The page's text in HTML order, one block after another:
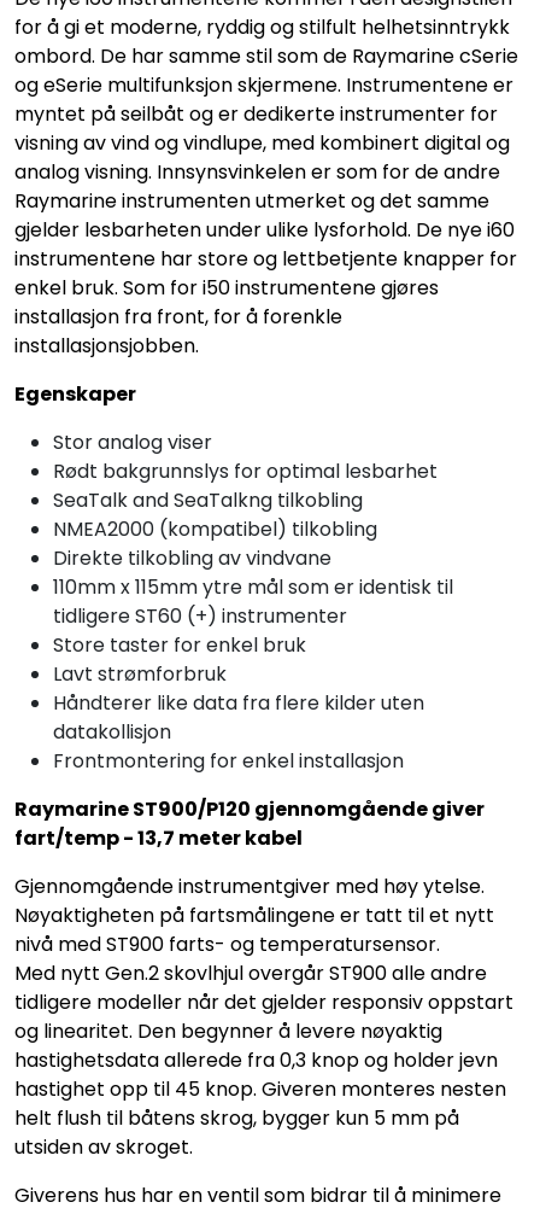
for å gi et moderne, ryddig og stilfult helhetsinntrykk
ombord. De har samme stil som de Raymarine cSerie
og eSerie multifunksjon skjermene. Instrumentene er
myntet på seilbåt og er dedikerte instrumenter for
visning av vind og vindlupe, med kombinert digital og
analog visning. Innsynsvinkelen er som for de andre
Raymarine instrumenten utmerket og det samme
gjelder lesbarheten under ulike lysforhold. De nye i60
instrumentene har store og lettbetjente knapper for
enkel bruk. Som for i50 instrumentene gjøres
installasjon fra front, for å forenkle
installasjonsjobben.
Egenskaper
Stor analog viser
Rødt bakgrunnslys for optimal lesbarhet
SeaTalk and SeaTalkng tilkobling
NMEA2000 (kompatibel) tilkobling
Direkte tilkobling av vindvane
110mm x 115mm ytre mål som er identisk til
tidligere ST60 (+) instrumenter
Store taster for enkel bruk
Lavt strømforbruk
Håndterer like data fra flere kilder uten
datakollisjon
Frontmontering for enkel installasjon
Raymarine ST900/P120 gjennomgående giver
fart/temp - 13,7 meter kabel
Gjennomgående instrumentgiver med høy ytelse.
Nøyaktigheten på fartsmålingene er tatt til et nytt
nivå med ST900 farts- og temperatursensor.
Med nytt Gen.2 skovlhjul overgår ST900 alle andre
tidligere modeller når det gjelder responsiv oppstart
og linearitet. Den begynner å levere nøyaktig
hastighetsdata allerede fra 0,3 knop og holder jevn
hastighet opp til 45 knop. Giveren monteres nesten
helt flush til båtens skrog, bygger kun 5 mm på
utsiden av skroget.
Giverens hus har en ventil som bidrar til å minimere